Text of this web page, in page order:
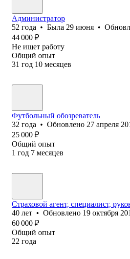
Администратор
52 года • Была 29 июня •
44 000 ₽
Не ищет работу
Общий опыт
31 год 10 месяцев
Футбольный обозреватель
32 года • Обновлено 27 апреля
25 000 ₽
Общий опыт
1 год 7 месяцев
Страховой агент, специалист,
40 лет • Обновлено 19 октября
60 000 ₽
Общий опыт
22 года